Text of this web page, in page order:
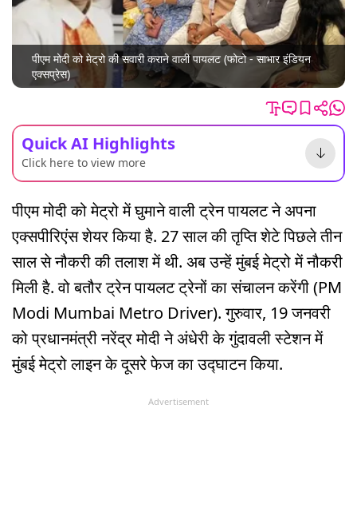
पीएम मोदी को मेट्रो की सवारी कराने वाली पायलट (फोटो - साभार इंडियन
एक्सप्रेस)
Quick AI Highlights
Click here to view more
पीएम मोदी को मेट्रो में घुमाने वाली ट्रेन पायलट ने अपना
एक्सपीरिएंस शेयर किया है. 27 साल की तृप्ति शेटे पिछले तीन
साल से नौकरी की तलाश में थी. अब उन्हें मुंबई मेट्रो में नौकरी
मिली है. वो बतौर ट्रेन पायलट ट्रेनों का संचालन करेंगी (PM
Modi Mumbai Metro Driver). गुरुवार, 19 जनवरी
को प्रधानमंत्री नरेंद्र मोदी ने अंधेरी के गुंदावली स्टेशन में
मुंबई मेट्रो लाइन के दूसरे फेज का उद्घाटन किया.
Advertisement